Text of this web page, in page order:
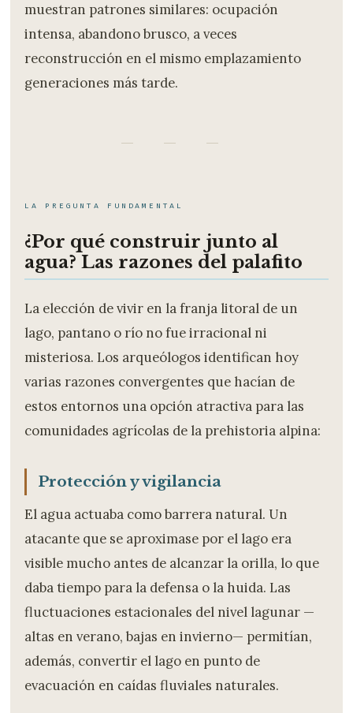
muestran patrones similares: ocupación
intensa, abandono brusco, a veces
reconstrucción en el mismo emplazamiento
generaciones más tarde.
— — —
LA PREGUNTA FUNDAMENTAL
¿Por qué construir junto al
agua? Las razones del palafito
La elección de vivir en la franja litoral de un
lago, pantano o río no fue irracional ni
misteriosa. Los arqueólogos identifican hoy
varias razones convergentes que hacían de
estos entornos una opción atractiva para las
comunidades agrícolas de la prehistoria alpina:
Protección y vigilancia
El agua actuaba como barrera natural. Un
atacante que se aproximase por el lago era
visible mucho antes de alcanzar la orilla, lo que
daba tiempo para la defensa o la huida. Las
fluctuaciones estacionales del nivel lagunar —
altas en verano, bajas en invierno— permitían,
además, convertir el lago en punto de
evacuación en caídas fluviales naturales.